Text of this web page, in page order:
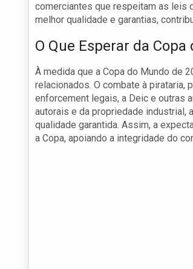
comerciantes que respeitam as leis
melhor qualidade e garantias,
O Que Esperar da
À medida que a Copa do Mundo de
relacionados. O combate à pirataria,
enforcement legais, a Deic e outras
autorais e da propriedade
qualidade garantida. Assim, a
a Copa, apoiando a integridade do